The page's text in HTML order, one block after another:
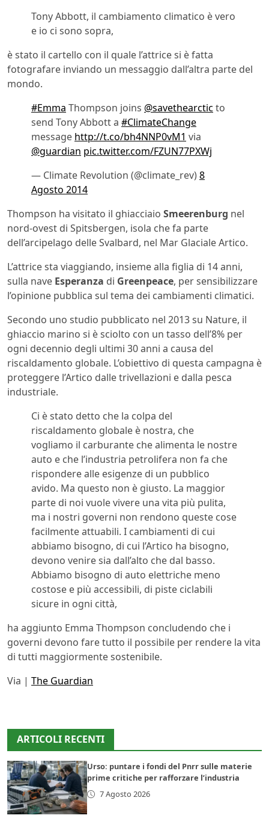
Tony Abbott, il cambiamento climatico è vero
e io ci sono sopra,
è stato il cartello con il quale l’attrice si è fatta
fotografare inviando un messaggio dall’altra parte del
mondo.
#Emma Thompson joins @savethearctic to
send Tony Abbott a #ClimateChange
message http://t.co/bh4NNP0vM1 via
@guardian pic.twitter.com/FZUN77PXWj
— Climate Revolution (@climate_rev)8
Agosto 2014
Thompson ha visitato il ghiacciaio Smeerenburg nel
nord-ovest di Spitsbergen, isola che fa parte
dell’arcipelago delle Svalbard, nel Mar Glaciale Artico.
L’attrice sta viaggiando, insieme alla figlia di 14 anni,
sulla nave Esperanza di Greenpeace, per sensibilizzare
l’opinione pubblica sul tema dei cambiamenti climatici.
Secondo uno studio pubblicato nel 2013 su Nature, il
ghiaccio marino si è sciolto con un tasso dell’8% per
ogni decennio degli ultimi 30 anni a causa del
riscaldamento globale. L’obiettivo di questa campagna è
proteggere l’Artico dalle trivellazioni e dalla pesca
industriale.
Ci è stato detto che la colpa del
riscaldamento globale è nostra, che
vogliamo il carburante che alimenta le nostre
auto e che l’industria petrolifera non fa che
rispondere alle esigenze di un pubblico
avido. Ma questo non è giusto. La maggior
parte di noi vuole vivere una vita più pulita,
ma i nostri governi non rendono queste cose
facilmente attuabili. I cambiamenti di cui
abbiamo bisogno, di cui l’Artico ha bisogno,
devono venire sia dall’alto che dal basso.
Abbiamo bisogno di auto elettriche meno
costose e più accessibili, di piste ciclabili
sicure in ogni città,
ha aggiunto Emma Thompson concludendo che i
governi devono fare tutto il possibile per rendere la vita
di tutti maggiormente sostenibile.
Via | The Guardian
ARTICOLI RECENTI
Urso: puntare i fondi del Pnrr sulle materie
prime critiche per rafforzare l’industria
7 Agosto 2026